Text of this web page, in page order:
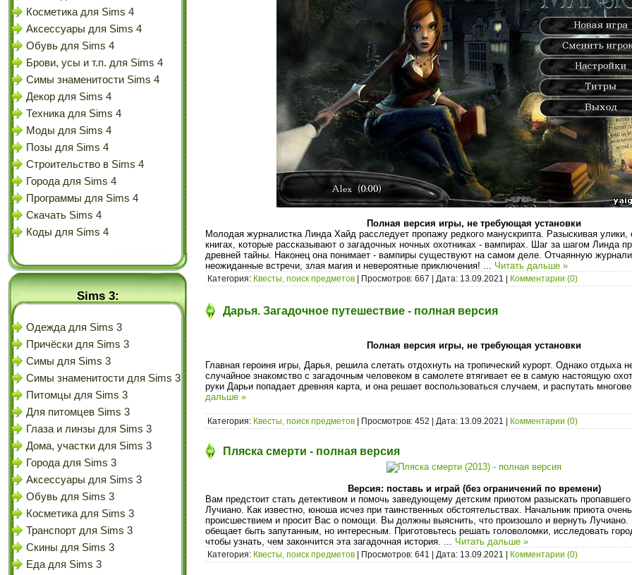
Косметика для Sims 4
Аксессуары для Sims 4
Обувь для Sims 4
Брови, усы и т.п. для Sims 4
Симы знаменитости Sims 4
Декор для Sims 4
Техника для Sims 4
Моды для Sims 4
Позы для Sims 4
Строительство в Sims 4
Города для Sims 4
Программы для Sims 4
Скачать Sims 4
Коды для Sims 4
Sims 3:
Одежда для Sims 3
Причёски для Sims 3
Симы для Sims 3
Симы знаменитости для Sims 3
Питомцы для Sims 3
Для питомцев Sims 3
Глаза и линзы для Sims 3
Дома, участки для Sims 3
Города для Sims 3
Аксессуары для Sims 3
Обувь для Sims 3
Косметика для Sims 3
Транспорт для Sims 3
Скины для Sims 3
Еда для Sims 3
Полная версия игры, не требующая установки
Молодая журналистка Линда Хайд расследует пропажу редкого манускрипта. Разыскивая улики,
книгах, которые рассказывают о загадочных ночных охотниках - вампирах. Шаг за шагом Линда
древней тайны. Наконец она понимает - вампиры существуют на самом деле. Отчаянную
неожиданные встречи, злая магия и невероятные приключения! ... Читать дальше »
Категория: Квесты, поиск предметов | Просмотров: 667 | Дата: 13.09.2021 Комментарии (0)
Дарья. Загадочное путешествие - полная версия
Полная версия игры, не требующая установки
Главная героиня игры, Дарья, решила слетать отдохнуть на тропический курорт. Однако отдыха
случайное знакомство с загадочным человеком в самолете втягивает ее в самую настоящую
руки Дарьи попадает древняя карта, и она решает воспользоваться случаем, и распутать
дальше »
Категория: Квесты, поиск предметов | Просмотров: 452 | Дата: 13.09.2021 | Комментарии (0)
Пляска смерти - полная версия
Версия: поставь и играй (без ограничений по времени)
Вам предстоит стать детективом и помочь заведующему детским приютом разыскать
Лучиано. Как известно, юноша исчез при таинственных обстоятельствах. Начальник приюта
происшествием и просит Вас о помощи. Вы должны выяснить, что произошло и вернуть Лучиано.
обещает быть запутанным, но интересным. Приготовьтесь решать головоломки, исследовать
чтобы узнать, чем закончится эта загадочная история. ... Читать дальше »
Категория: Квесты, поиск предметов | Просмотров: 641 | Дата: 13.09.2021 Комментарии (0)